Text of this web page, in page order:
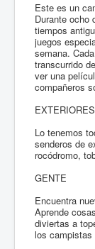
Este es un
Durante ocho
tiempos
juegos
semana.
transcurrido
ver una
compañeros
EXTERIORES
Lo tenemos
senderos de
rocódromo,
GENTE
Encuentra
Aprende
diviertas a
los campistas